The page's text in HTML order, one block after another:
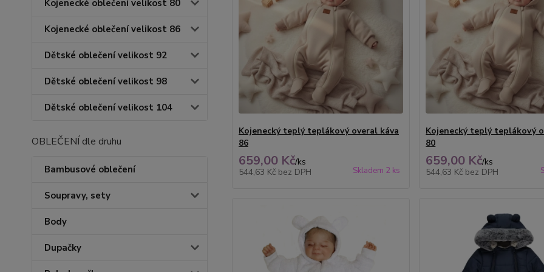
Kojenecké oblečení velikost 80
Kojenecké oblečení velikost 86
Dětské oblečení velikost 92
Dětské oblečení velikost 98
Dětské oblečení velikost 104
OBLEČENÍ dle druhu
Bambusové oblečení
Soupravy, sety
Body
Dupačky
Kojenecký teplý teplákový overal káva
86
659,00 Kč/ks
544,63 Kč bez DPH Skladem 2 ks
Kojenecký teplý teplákový
80
659,00 Kč/ks
544,63 Kč bez DPH